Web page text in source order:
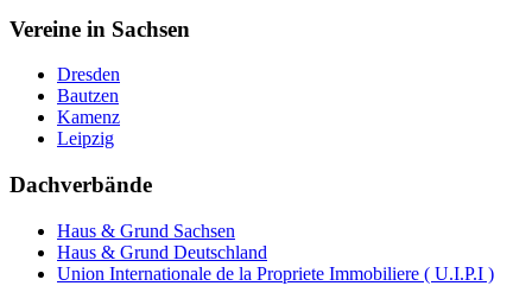
Vereine in Sachsen
Dresden
Bautzen
Kamenz
Leipzig
Dachverbände
Haus & Grund Sachsen
Haus & Grund Deutschland
Union Internationale de la Propriete Immobiliere ( U.I.P.I )